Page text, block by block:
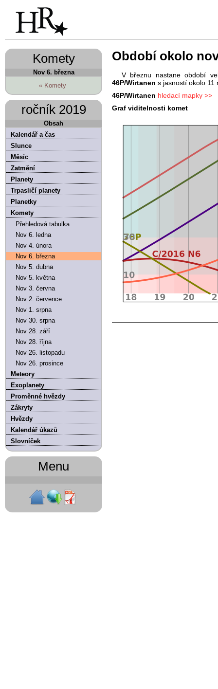
Komety
Nov 6. března
« Komety
ročník 2019
Obsah
Kalendář a čas
Slunce
Měsíc
Zatmění
Planety
Trpasličí planety
Planetky
Komety
Přehledová tabulka
Nov 6. ledna
Nov 4. února
Nov 6. března
Nov 5. dubna
Nov 5. května
Nov 3. června
Nov 2. července
Nov 1. srpna
Nov 30. srpna
Nov 28. září
Nov 28. října
Nov 26. listopadu
Nov 26. prosince
Meteory
Exoplanety
Proměnné hvězdy
Zákryty
Hvězdy
Kalendář úkazů
Slovníček
Menu
Období okolo
V březnu nastane období
46P/Wirtanen s jasností okolo 11
46P/Wirtanen hledací mapky >>
Graf viditelnosti komet